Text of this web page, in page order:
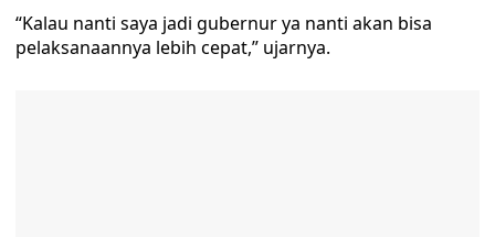
“Kalau nanti saya jadi gubernur ya nanti akan bisa
pelaksanaannya lebih cepat,” ujarnya.